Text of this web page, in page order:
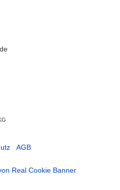
AGB
Real Cookie Banner